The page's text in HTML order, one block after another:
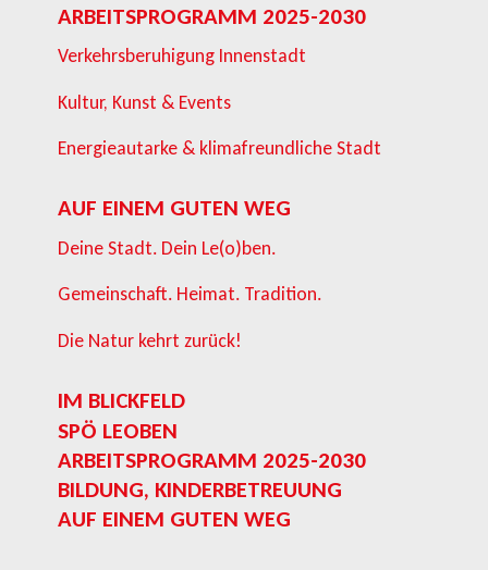
ARBEITSPROGRAMM 2025-2030
Verkehrsberuhigung Innenstadt
Kultur, Kunst & Events
Energieautarke & klimafreundliche Stadt
AUF EINEM GUTEN WEG
Deine Stadt. Dein Le(o)ben.
Gemeinschaft. Heimat. Tradition.
Die Natur kehrt zurück!
IM BLICKFELD
SPÖ LEOBEN
ARBEITSPROGRAMM 2025-2030
BILDUNG, KINDERBETREUUNG
AUF EINEM GUTEN WEG